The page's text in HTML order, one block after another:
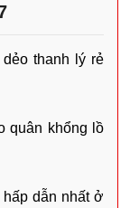
thanh lý rẻ
quân khổng lồ
dẫn nhất ở